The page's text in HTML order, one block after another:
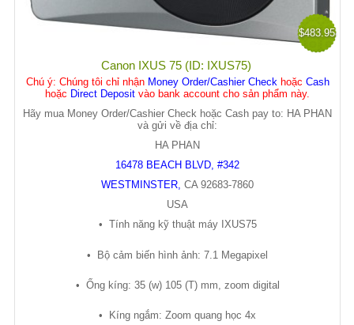
$483.95
Canon IXUS 75 (ID: IXUS75)
Chú ý: Chúng tôi chỉ nhận Money Order/Cashier Checkhoặc Cash
hoặc Direct Deposit vào bank account cho sản phẩm này.
Hãy mua Money Order/Cashier Check hoặc Cash pay to: HA PHAN
và gửi về địa chỉ:
HA PHAN
16478 BEACH BLVD, #342
WESTMINSTER, CA 92683-7860
USA
• Tính năng kỹthuật máy IXUS75
• Bộ cảm biến hình ảnh: 7.1 Megapixel
• Ống kíng: 35 (w) 105 (T) mm, zoom digital
• Kíng ngắm: Zoom quang học 4x